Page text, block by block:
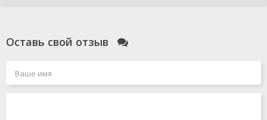
Оставь свой отзыв